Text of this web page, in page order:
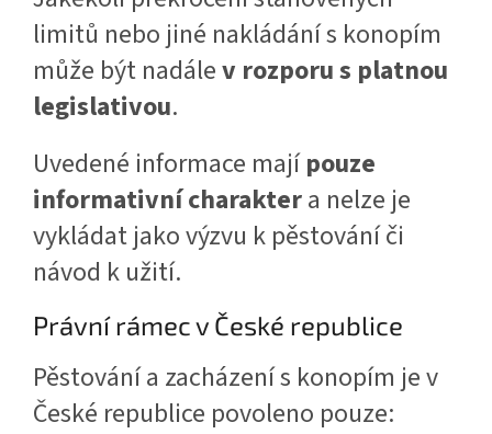
limitů nebo jiné nakládání s konopím
může být nadálev rozporu s platnou
legislativou.
Uvedené informace majípouze
informativní charaktera nelze je
vykládat jako výzvu k pěstování či
návod k užití.
Právní rámec v České republice
Pěstování a zacházení s konopím je v
České republice povoleno pouze: